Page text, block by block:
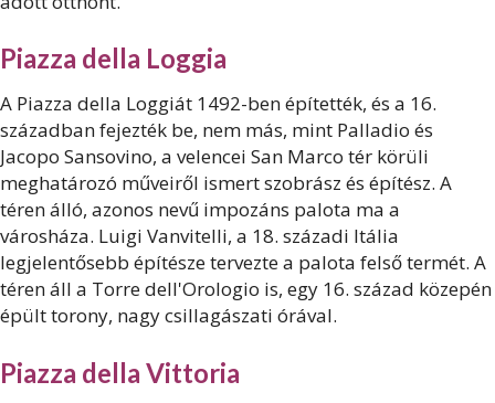
Piazza della Loggia
A Piazza della Loggiát 1492-ben építették, és a 16.
században fejezték be, nem más, mint Palladio és
Jacopo Sansovino, a velencei San Marco tér körüli
meghatározó műveiről ismert szobrász és építész. A
téren álló, azonos nevű impozáns palota ma a
városháza. Luigi Vanvitelli, a 18. századi Itália
legjelentősebb építésze tervezte a palota felső termét. A
téren áll a Torre dell'Orologio is, egy 16. század közepén
épült torony, nagy csillagászati órával.
Piazza della Vittoria